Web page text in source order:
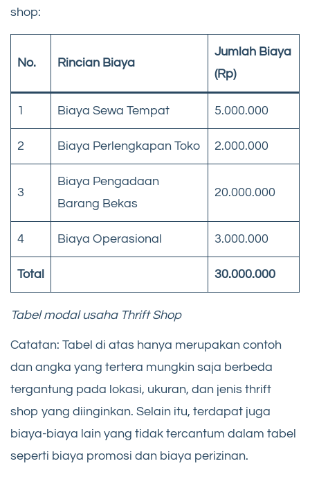
shop:
No. Rincian Biaya
Jumlah Biaya
(Rp)
1 Biaya Sewa Tempat 5.000.000
2 Biaya Perlengkapan Toko 2.000.000
3
Biaya Pengadaan
Barang Bekas
20.000.000
4 Biaya Operasional 3.000.000
Total 30.000.000
Tabel modal usaha Thrift Shop
Catatan: Tabel di atas hanya merupakan contoh
dan angka yang tertera mungkin saja berbeda
tergantung pada lokasi, ukuran, dan jenis thrift
shop yang diinginkan. Selain itu, terdapat juga
biaya-biaya lain yang tidak tercantum dalam tabel
seperti biaya promosi dan biaya perizinan.